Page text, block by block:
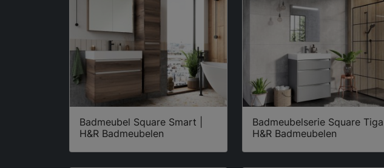
Badmeubel Square Smart |
H&R Badmeubelen
Badmeubelserie Square Tiga |
H&R Badmeubelen